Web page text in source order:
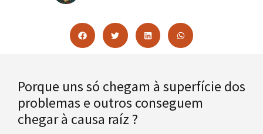
Porque uns só chegam à superfície dos
problemas e outros conseguem
chegar à causa raíz ?